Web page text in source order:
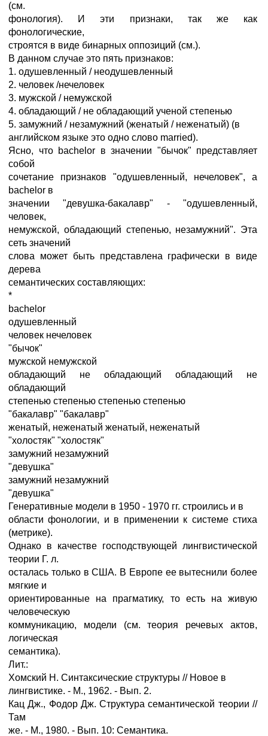
(см.
фонология). И эти признаки, так же как
фонологические,
строятся в виде бинарных оппозиций (см.).
В данном случае это пять признаков:
1. одушевленный / неодушевленный
2. человек /нечеловек
3. мужской / немужской
4. обладающий / не обладающий ученой степенью
5. замужний / незамужний (женатый / неженатый) (в
английском языке это одно слово married).
Ясно, что bachelor в значении "бычок" представляет
собой
сочетание признаков "одушевленный, нечеловек", а
bachelor в
значении "девушка-бакалавр" - "одушевленный,
человек,
немужской, обладающий степенью, незамужний". Эта
сеть значений
слова может быть представлена графически в виде
дерева
семантических составляющих:
*
bachelor
одушевленный
человек нечеловек
"бычок"
мужской немужской
обладающий не обладающий обладающий не
обладающий
степенью степенью степенью степенью
"бакалавр" "бакалавр"
женатый, неженатый женатый, неженатый
"холостяк" "холостяк"
замужний незамужний
"девушка"
замужний незамужний
"девушка"
Генеративные модели в 1950 - 1970 гг. строились и в
области фонологии, и в применении к системе стиха
(метрике).
Однако в качестве господствующей лингвистической
теории Г. л.
осталась только в США. В Европе ее вытеснили более
мягкие и
ориентированные на прагматику, то есть на живую
человеческую
коммуникацию, модели (см. теория речевых актов,
логическая
семантика).
Лит.:
Хомский Н. Синтаксические структуры // Новое в
лингвистике. - М., 1962. - Вып. 2.
Кац Дж., Фодор Дж. Структура семантической теории //
Там
же. - М., 1980. - Вып. 10: Семантика.